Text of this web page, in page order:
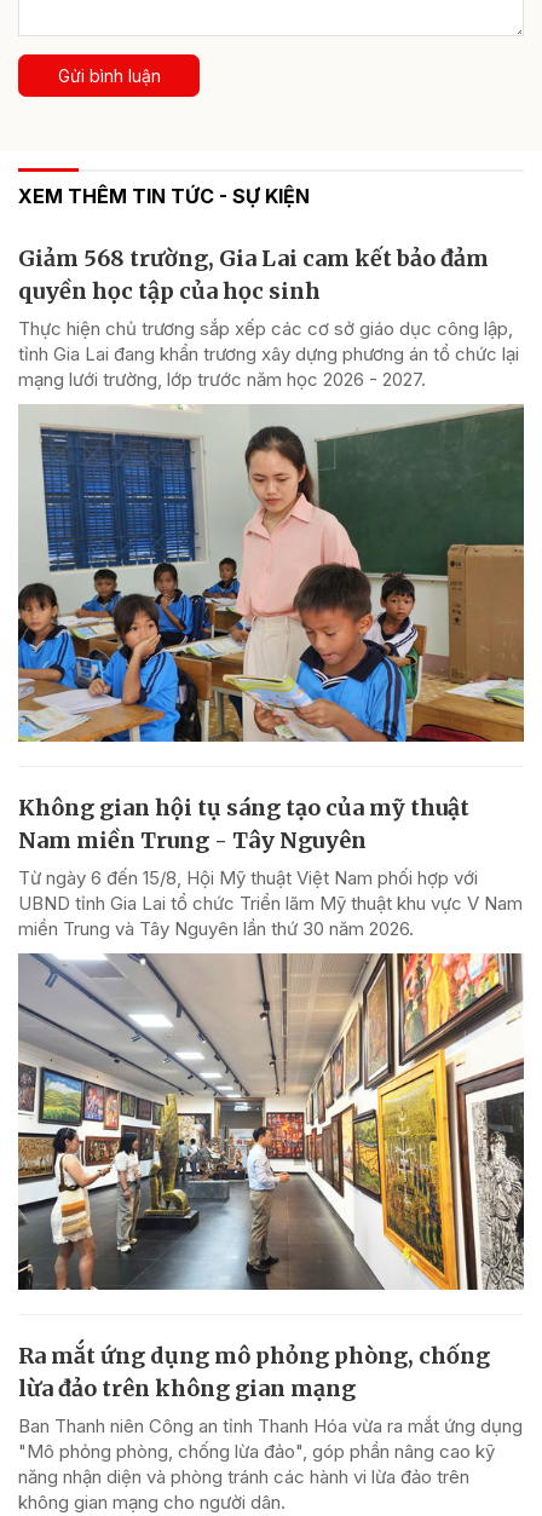
Gửi bình luận
XEM THÊM TIN TỨC - SỰ KIỆN
Giảm 568 trường, Gia Lai cam kết bảo đảm
quyền học tập của học sinh
Thực hiện chủ trương sắp xếp các cơ sở giáo dục công lập,
tỉnh Gia Lai đang khẩn trương xây dựng phương án tổ chức lại
mạng lưới trường, lớp trước năm học 2026 - 2027.
Không gian hội tụ sáng tạo của mỹ thuật
Nam miền Trung - Tây Nguyên
Từ ngày 6 đến 15/8, Hội Mỹ thuật Việt Nam phối hợp với
UBND tỉnh Gia Lai tổ chức Triển lãm Mỹ thuật khu vực V Nam
miền Trung và Tây Nguyên lần thứ 30 năm 2026.
Ra mắt ứng dụng mô phỏng phòng, chống
lừa đảo trên không gian mạng
Ban Thanh niên Công an tỉnh Thanh Hóa vừa ra mắt ứng dụng
"Mô phỏng phòng, chống lừa đảo", góp phần nâng cao kỹ
năng nhận diện và phòng tránh các hành vi lừa đảo trên
không gian mạng cho người dân.